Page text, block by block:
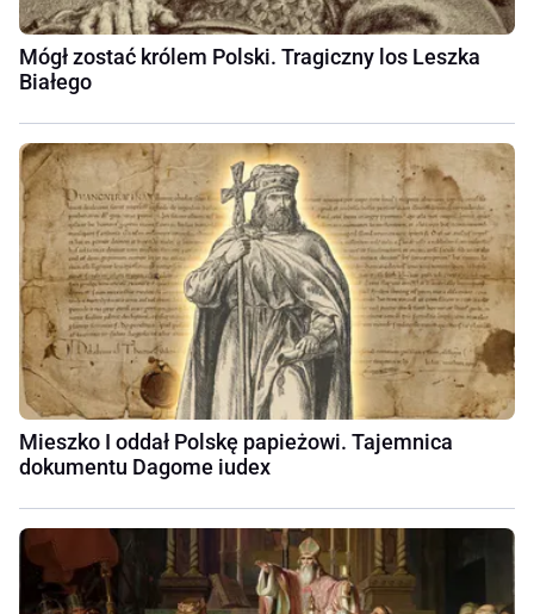
Mógł zostać królem Polski. Tragiczny los Leszka
Białego
Mieszko I oddał Polskę papieżowi. Tajemnica
dokumentu Dagome iudex